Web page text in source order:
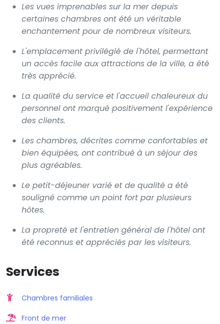
Les vues imprenables sur la mer depuis
certaines chambres ont été un véritable
enchantement pour de nombreux visiteurs.
L'emplacement privilégié de l'hôtel, permettant
un accès facile aux attractions de la ville, a été
très apprécié.
La qualité du service et l'accueil chaleureux du
personnel ont marqué positivement l'expérience
des clients.
Les chambres, décrites comme confortables et
bien équipées, ont contribué à un séjour des
plus agréables.
Le petit-déjeuner varié et de qualité a été
souligné comme un point fort par plusieurs
hôtes.
La propreté et l'entretien général de l'hôtel ont
été reconnus et appréciés par les visiteurs.
Services
Chambres familiales
Front de mer